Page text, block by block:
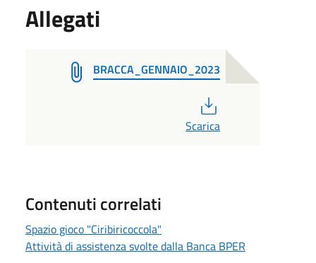
Allegati
BRACCA_GENNAIO_2023
Scarica
Contenuti correlati
Spazio gioco "Ciribiricoccola"
Attività di assistenza svolte dalla Banca BPER